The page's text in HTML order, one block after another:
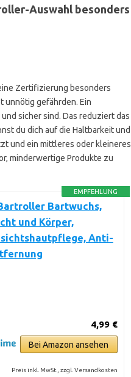
Auswahl besonders
Zertifizierung besonders
unnötig gefährden. Ein
sicher sind. Das reduziert das
du dich auf die Haltbarkeit und
und ein mittleres oder kleineres
minderwertige Produkte zu
EMPFEHLUNG
Bartwuchs,
und Körper,
Anti-
4,99 €
Bei Amazon ansehen
Preis inkl. MwSt., zzgl. Versandkosten